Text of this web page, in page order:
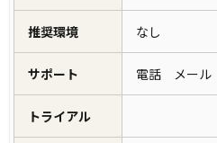
推奨環境 なし
サポート 電話 メー
トライアル